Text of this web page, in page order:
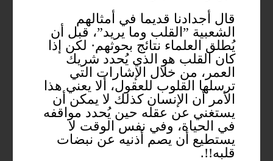
قال أجدادنا قديما في أمثالهم
الشعبية ”القلب وما يريد”، قبل أن
يُطلق العلماء نتائج بحوثهم· لكن إذا
كان القلب هو الذي يُحدد شريك
العمر، من خلال الإشارات التي
ترسلها القلوب للعقول، ألا يعني هذا
الأمر أن الإنسان كذلك لا يمكن أن
يستغني عن عقله حين يُحدد مواقفه
في الحياة، وفي نفس الوقت لا
يستطيع أن يصم أذنيه عن نبضات
قلبه!!.